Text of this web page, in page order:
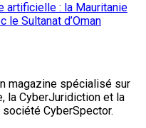
artificielle : la Mauritanie
le Sultanat d’Oman
magazine spécialisé sur
la CyberJuridiction et la
CyberSpector.